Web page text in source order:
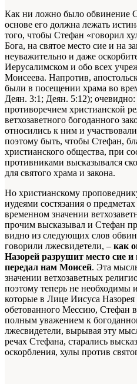
Как ни ложно было обвинение
основе его должна лежать
того, чтобы Стефан «говорил
Бога, на святое место сие и на
неуважительно и даже
Иерусалимском и обо всех
Моисеева. Напротив,
были в посещении храма во
Деян. 3:1; Деян. 5:12);
противоречием христианской
ветхозаветного богоданного
относились к ним и
поэтому быть, чтобы Стефан,
христианского общества, при
противниками высказывался
для святого храма и закона.
Но христианскому
иудеями состязания о
временном значении
прочим высказывал и Стефан
видно из следующих слов
говорили лжесвидетели, – как
Назорей разрушит место сие
передал нам Моисей. Эта
значении ветхозаветных
поэтому теперь не необходимы
которые в Лице Иисуса
обетованного Мессию, Стефан
полным уважением к
лжесвидетели, вырывая эту
речах Стефана, старались
оскорбления, хулы против